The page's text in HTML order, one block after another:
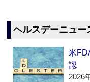
ヘルスデーニュー
米
認
2026